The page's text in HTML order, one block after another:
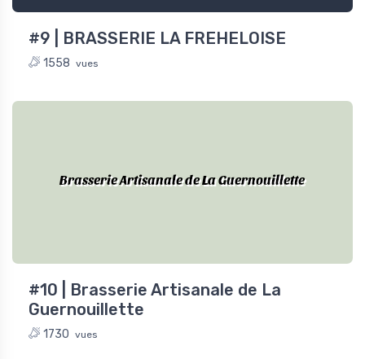
#9 | BRASSERIE LA FREHELOISE
1558 vues
Brasserie Artisanale de La Guernouillette
#10 | Brasserie Artisanale de La
Guernouillette
1730 vues